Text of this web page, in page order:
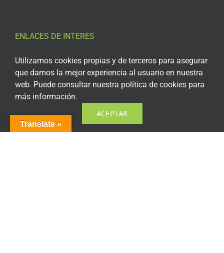
ENLACES DE INTERÉS
Aviso Legal
Política de privacidad
Política de privacidad Redes Sociales
Política de cookies
Translate »
Utilizamos cookies propias y de terceros para asegurar
que damos la mejor experiencia al usuario en nuestra
web. Puede consultar nuestra política de cookies para
más información.
ACEPTAR